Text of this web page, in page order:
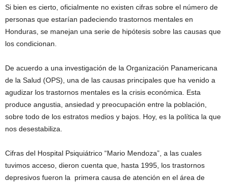
Si bien es cierto, oficialmente no existen cifras sobre el número de
personas que estarían padeciendo trastornos mentales en
Honduras, se manejan una serie de hipótesis sobre las causas que
los condicionan.
De acuerdo a una investigación de la Organización Panamericana
de la Salud (OPS), una de las causas principales que ha venido a
agudizar los trastornos mentales es la crisis económica. Esta
produce angustia, ansiedad y preocupación entre la población,
sobre todo de los estratos medios y bajos. Hoy, es la política la que
nos desestabiliza.
Cifras del Hospital Psiquiátrico “Mario Mendoza”, a las cuales
tuvimos acceso, dieron cuenta que, hasta 1995, los trastornos
depresivos fueron la primera causa de atención en el área de